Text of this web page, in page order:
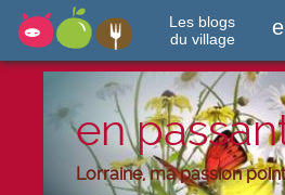
Les blogs
du village
en
Lorraine, ma passion